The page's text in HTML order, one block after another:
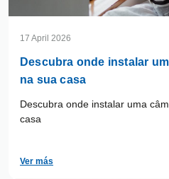
17 April 2026
Descubra onde instalar
na sua casa
Descubra onde instalar uma
casa
Ver más